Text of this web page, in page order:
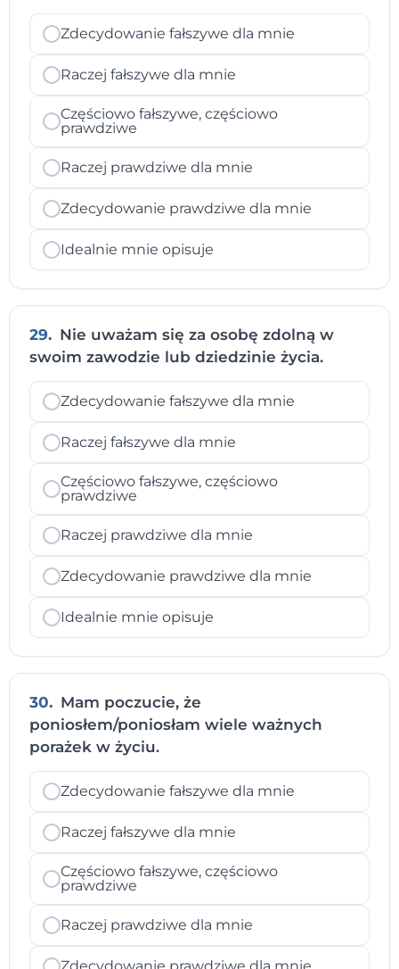
Zdecydowanie fałszywe dla mnie
Raczej fałszywe dla mnie
Częściowo fałszywe, częściowo
prawdziwe
Raczej prawdziwe dla mnie
Zdecydowanie prawdziwe dla mnie
Idealnie mnie opisuje
29. Nie uważam się za osobę zdolną w
swoim zawodzie lub dziedzinie życia.
Zdecydowanie fałszywe dla mnie
Raczej fałszywe dla mnie
Częściowo fałszywe, częściowo
prawdziwe
Raczej prawdziwe dla mnie
Zdecydowanie prawdziwe dla mnie
Idealnie mnie opisuje
30. Mam poczucie, że
poniosłem/poniosłam wiele ważnych
porażek w życiu.
Zdecydowanie fałszywe dla mnie
Raczej fałszywe dla mnie
Częściowo fałszywe, częściowo
prawdziwe
Raczej prawdziwe dla mnie